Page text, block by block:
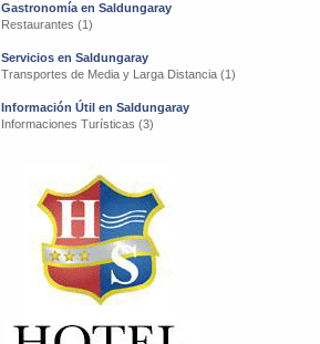
Gastronomía en Saldungaray
Restaurantes (1)
Servicios en Saldungaray
Transportes de Media y Larga Distancia (1)
Información Útil en Saldungaray
Informaciones Turísticas (3)